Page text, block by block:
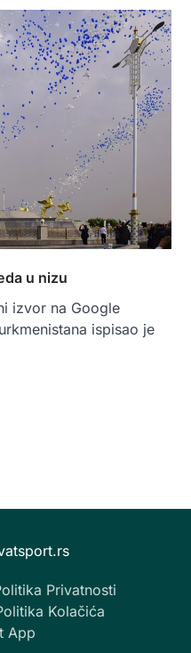
u nizu
izvor na Google
ispisao je
Privatnosti
Kolačića
App